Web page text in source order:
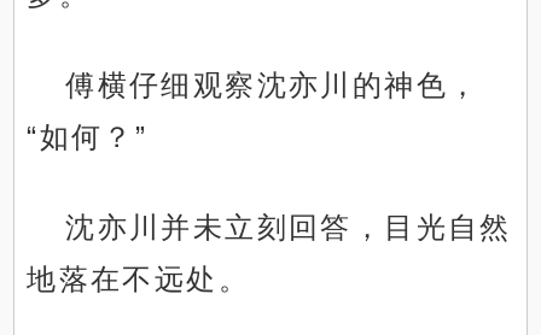
傅横仔细观察沈亦川的神色，
“如何？”
沈亦川并未立刻回答，目光自然
地落在不远处。